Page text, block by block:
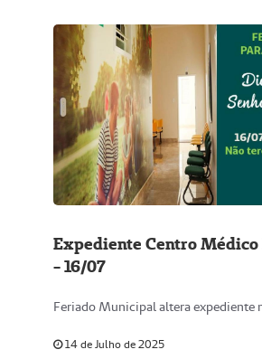
Expediente Centro Médico
- 16/07
Feriado Municipal altera expediente
14 de Julho de 2025